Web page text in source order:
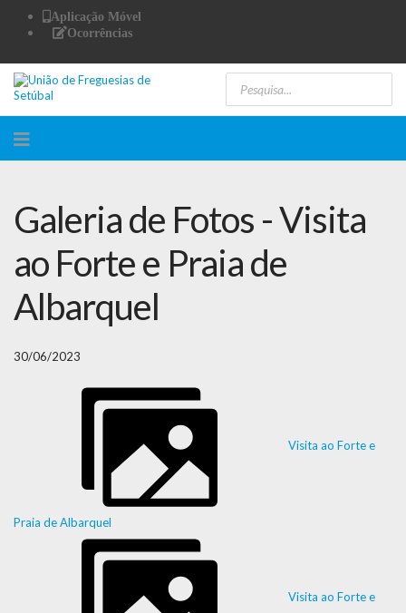
Aplicação Móvel
Ocorrências
Galeria de Fotos - Visita
ao Forte e Praia de
Albarquel
30/06/2023
Visita ao Forte e
Praia de Albarquel
Visita ao Forte e